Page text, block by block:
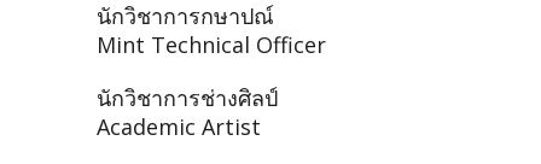
นักวิชาการกษาปณ์
Mint Technical Officer
นักวิชาการช่างศิลป์
Academic Artist